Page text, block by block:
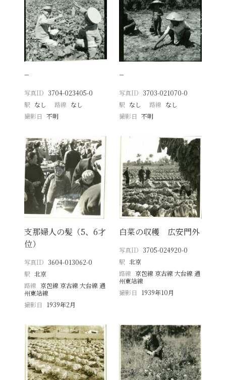
−
写真ID 3704-023405-0
駅 なし 路線 なし
撮影日
不明
−
写真ID 3703-021070-0
駅 なし 路線 なし
撮影日 不明
支那婦人の髪（5、6才
位）
写真ID 3604-013062-0
駅 北京
路線 京包線 京古線 大台線 通
州東站線
撮影日
1939年2月
白菜の収穫 広安門外
写真ID 3705-024920-0
駅 北京
路線 京包線 京古線 大台線 通
州東站線
撮影日
1939年10月